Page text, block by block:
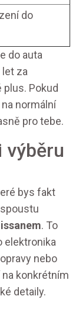
do
do auta
za
Pokud
normální
pro tebe.
výběru
bys fakt
. To
elektronika
nebo
konkrétním
detaily.